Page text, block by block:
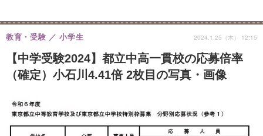
【中学受験2024】都立中高一貫校の応募倍率
（確定）小石川4.41倍 2枚目の写真・画像
教育・受験 小学生 2024.1.25（木） 12:15